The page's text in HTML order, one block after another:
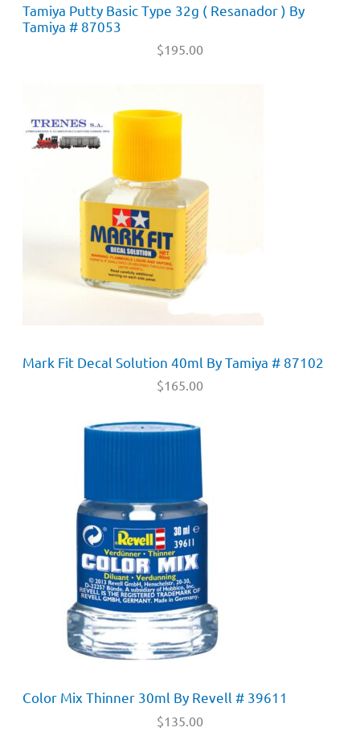
Tamiya Putty Basic Type 32g ( Resanador ) By
Tamiya # 87053
$195.00
Mark Fit Decal Solution 40ml By Tamiya # 87102
$165.00
Color Mix Thinner 30ml By Revell # 39611
$135.00